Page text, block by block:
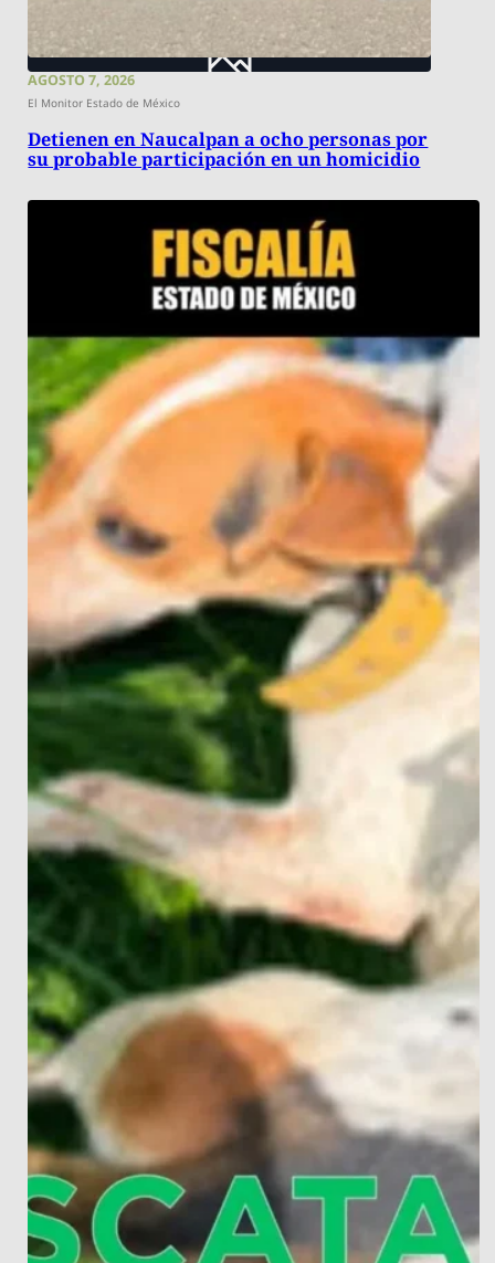
AGOSTO 7, 2026
El Monitor Estado de México
Detienen en Naucalpan a ocho personas por
su probable participación en un homicidio